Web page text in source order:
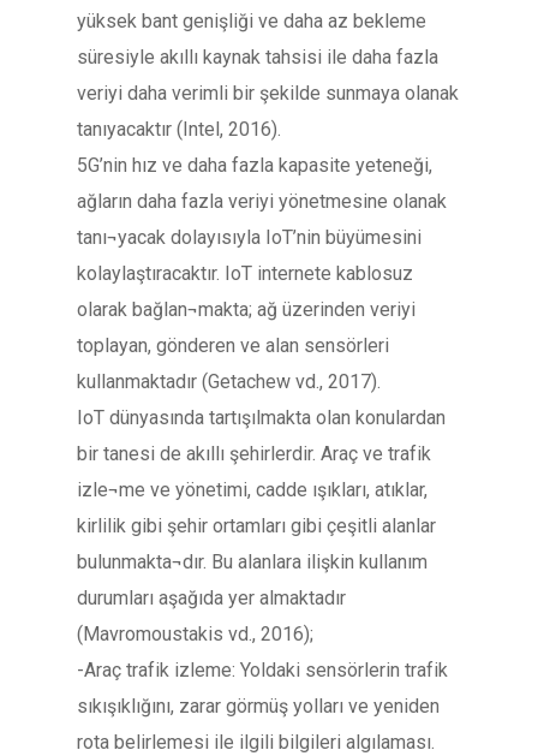
yüksek bant genişliği ve daha az bekleme
süresiyle akıllı kaynak tahsisi ile daha fazla
veriyi daha verimli bir şekilde sunmaya olanak
tanıyacaktır (Intel, 2016).
5G’nin hız ve daha fazla kapasite yeteneği,
ağların daha fazla veriyi yönetmesine olanak
tanı¬yacak dolayısıyla IoT’nin büyümesini
kolaylaştıracaktır. IoT internete kablosuz
olarak bağlan¬makta; ağ üzerinden veriyi
toplayan, gönderen ve alan sensörleri
kullanmaktadır (Getachew vd., 2017).
IoT dünyasında tartışılmakta olan konulardan
bir tanesi de akıllı şehirlerdir. Araç ve trafik
izle¬me ve yönetimi, cadde ışıkları, atıklar,
kirlilik gibi şehir ortamları gibi çeşitli alanlar
bulunmakta¬dır. Bu alanlara ilişkin kullanım
durumları aşağıda yer almaktadır
(Mavromoustakis vd., 2016);
-Araç trafik izleme: Yoldaki sensörlerin trafik
sıkışıklığını, zarar görmüş yolları ve yeniden
rota belirlemesi ile ilgili bilgileri algılaması.